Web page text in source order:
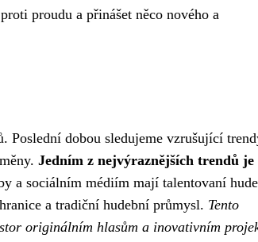
proudu a přinášet něco nového a
Poslední dobou sledujeme vzrušující
Jedním z nejvýraznějších trendů je
a sociálním médiím mají talentovaní
a tradiční hudební průmysl. Tento
originálním hlasům a inovativním